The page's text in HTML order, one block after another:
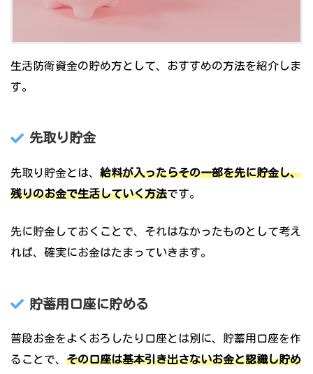
生活防衛資金の貯め方として、おすすめの方法を紹介しま
す。
先取り貯金
先取り貯金とは、 給料が入ったらその一部を先に貯金し、
残りのお金で生活していく方法です。
先に貯金しておくことで、それはなかったものとして考え
れば、確実にお金はたまっていきます。
貯蓄用口座に貯める
普段お金をよくおろしたり口座とは別に、貯蓄用口座を作
ることで、 その口座は基本引き出さないお金と認識し貯め